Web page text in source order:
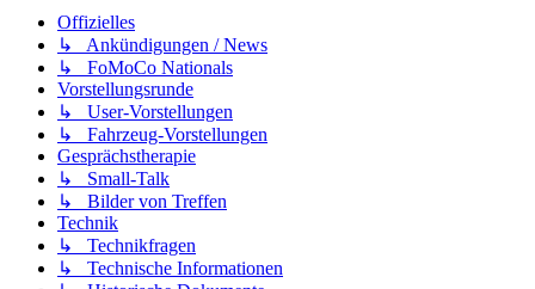
Offizielles
↳ Ankündigungen / News
↳ FoMoCo Nationals
Vorstellungsrunde
↳ User-Vorstellungen
↳ Fahrzeug-Vorstellungen
Gesprächstherapie
↳ Small-Talk
↳ Bilder von Treffen
Technik
↳ Technikfragen
↳ Technische Informationen